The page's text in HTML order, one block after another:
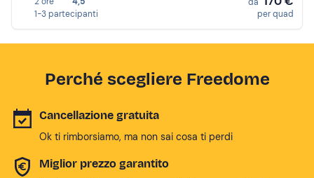
1-3 partecipanti
per quad
Perché scegliere Freedome
Cancellazione gratuita
Ok ti rimborsiamo, ma non sai cosa ti perdi
Miglior prezzo garantito